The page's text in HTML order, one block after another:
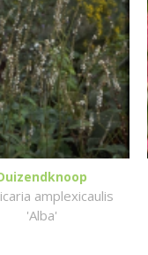
amplexicaulis
'Alba'